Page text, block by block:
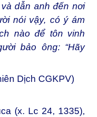
dẫn anh đến nơi
nói vậy, có ý ám
nào để tôn vinh
bảo ông: “Hãy
Dịch CGKPV)
(x. Lc 24, 1335),